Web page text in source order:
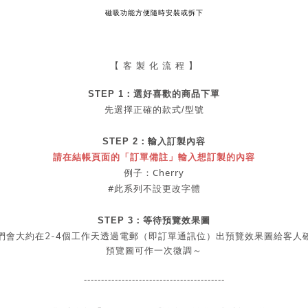
磁吸功能方便隨時安裝或拆下
【 客 製 化 流 程 】
STEP 1： 選好喜歡的商品下單
先選擇正確的款式/型號
STEP 2： 輸入訂製內容
請在結帳頁面的「訂單備註」輸入想訂製的內容
例子：Cherry
#此系列不設更改字體
STEP 3：等待預覽效果圖
會大約在2-4個工作天透過電郵（即訂單通訊位）出預覽效果圖給客人
預覽圖可作一次微調～
-----------------------------------------